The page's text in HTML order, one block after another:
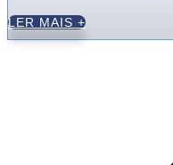
LER MAIS +